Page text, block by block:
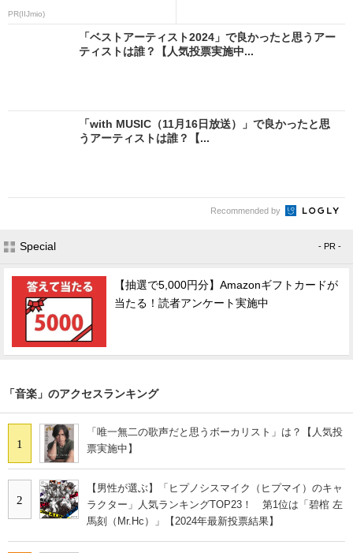
PR(IIJmio)
「ベストアーティスト2024」で良かったと思うアー
ティストは誰？【人気投票実施中...
「with MUSIC（11月16日放送）」で良かったと思
うアーティストは誰？【...
Recommended by
Special - PR -
【抽選で5,000円分】Amazonギフトカードが
当たる！読者アンケート実施中
「音楽」のアクセスランキング
1
「唯一無二の歌声だと思うボーカリスト」は？【人気投
票実施中】
2
【男性が選ぶ】「ヒプノシスマイク（ヒプマイ）のキャ
ラクター」人気ランキングTOP23！ 第1位は「碧棺 左
馬刻（Mr.Hc）」【2024年最新投票結果】